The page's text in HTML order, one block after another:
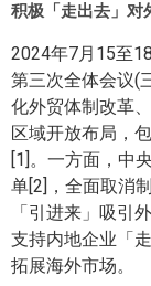
积极「走出去」对
2024年7月15至
第三次全体会议(
化外贸体制改革
区域开放布局，
[1]。一方面，中
单[2]，全面取消
「引进来」吸引
支持内地企业「
拓展海外市场。